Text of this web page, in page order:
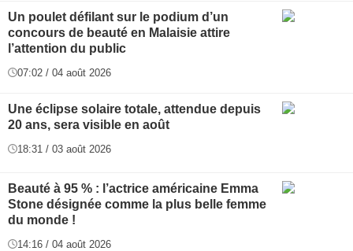
Un poulet défilant sur le podium d’un
concours de beauté en Malaisie attire
l’attention du public
07:02 / 04 août 2026
Une éclipse solaire totale, attendue depuis
20 ans, sera visible en août
18:31 / 03 août 2026
Beauté à 95 % : l’actrice américaine Emma
Stone désignée comme la plus belle femme
du monde !
14:16 / 04 août 2026